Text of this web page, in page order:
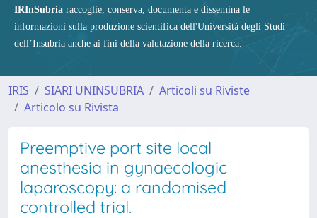
IRInSubria raccoglie, conserva, documenta e dissemina le
informazioni sulla produzione scientifica dell'Università degli Studi
dell’Insubria anche ai fini della valutazione della ricerca.
IRIS SIARI UNINSUBRIA
Articoli su Riviste
Articolo su Rivista
Preemptive port site local
anesthesia in gynaecologic
laparoscopy: a randomised
controlled trial.